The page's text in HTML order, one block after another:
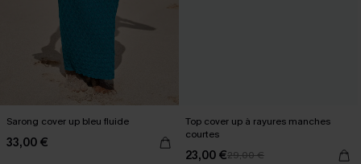
Sarong cover up bleu fluide
33,00 €
Top cover up à rayures manches
courtes
23,00 €29,00 €